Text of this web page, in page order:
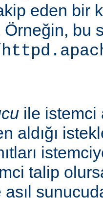
eden bir
bu
ile istemci
aldığı
talip
asıl